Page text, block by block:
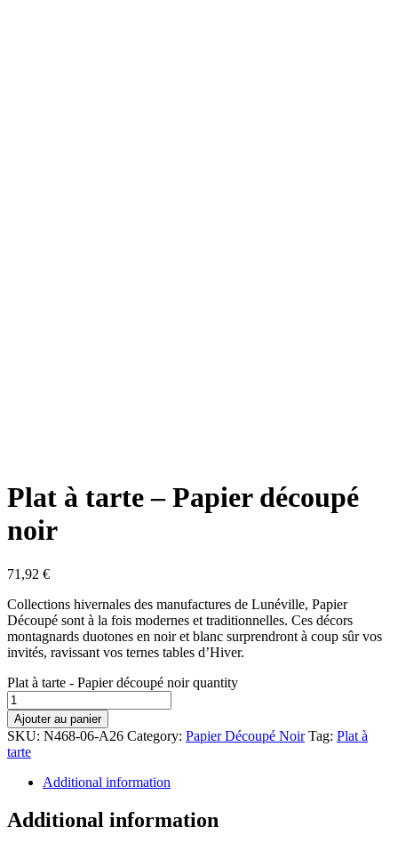
Plat à tarte – Papier découpé
noir
71,92 €
Collections hivernales des manufactures de Lunéville, Papier
Découpé sont à la fois modernes et traditionnelles. Ces décors
montagnards duotones en noir et blanc surprendront à coup sûr vos
invités, ravissant vos ternes tables d’Hiver.
Plat à tarte - Papier découpé noir quantity
Ajouter au panier
SKU: N468-06-A26 Category: Papier Découpé Noir Tag: Plat à
tarte
Additional information
Additional information